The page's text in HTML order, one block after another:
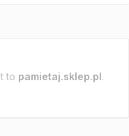
to pamietaj.sklep.pl.